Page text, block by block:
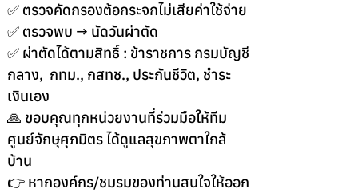
✅ ตรวจคัดกรองต้อกระจกไม่เสียค่าใช้จ่าย
✅ ตรวจพบ → นัดวันผ่าตัด
✅ ผ่าตัดได้ตามสิทธิ์ : ข้าราชการ กรมบัญชี
กลาง,  กทม., กสทช., ประกันชีวิต, ชำระ
เงินเอง
🙏 ขอบคุณทุกหน่วยงานที่ร่วมมือให้ทีม
ศูนย์จักษุศุภมิตร ได้ดูแลสุขภาพตาใกล้
บ้าน
👉 หากองค์กร/ชมรมของท่านสนใจให้ออก